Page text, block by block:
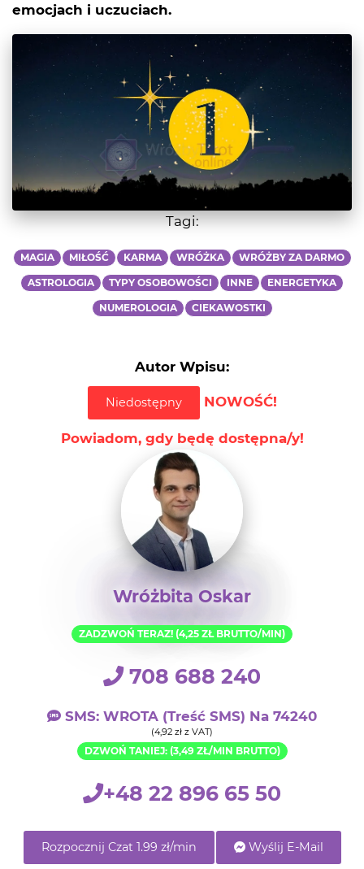
emocjach i uczuciach.
Tagi:
MAGIA MIŁOŚĆ KARMA WRÓŻKA WRÓŻBY ZA DARMO
ASTROLOGIA TYPY OSOBOWOŚCI INNE ENERGETYKA
NUMEROLOGIA CIEKAWOSTKI
Autor Wpisu:
Niedostępny NOWOŚĆ!
Powiadom, gdy będę dostępna/y!
Wróżbita Oskar
ZADZWOŃ TERAZ! (4,25 ZŁ BRUTTO/MIN)
708 688 240
SMS: WROTA (treść SMS) Na 74240
(4,92 zł z VAT)
DZWOŃ TANIEJ: (3,49 ZŁ/MIN BRUTTO)
+48 22 896 65 50
Rozpocznij Czat 1.99 zł/min Wyślij E-Mail